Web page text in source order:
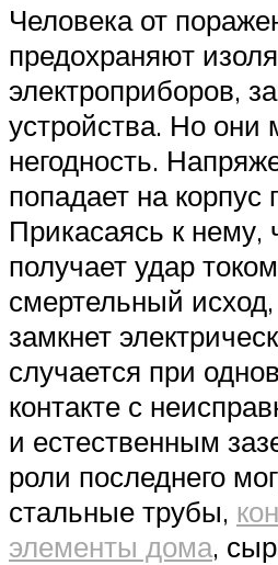
Человека от
предохраняют
электроприборов,
устройства. Но они
негодность.
попадает на корпус
Прикасаясь к нему,
получает удар
смертельный
замкнет
случается при
контакте с
и естественным
роли последнего
стальные трубы,
элементы дома,